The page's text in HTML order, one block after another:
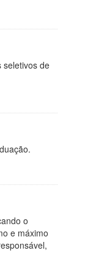
seletivos de
o
e máximo